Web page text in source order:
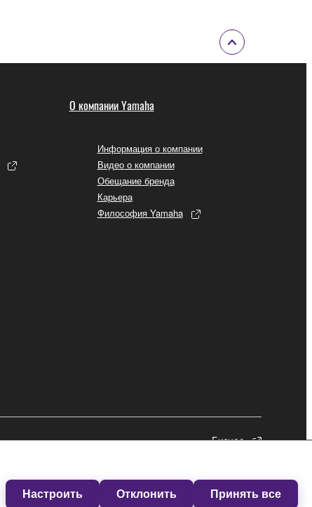
О компании Yamaha
Информация о компании
Видео о компании
Обещание бренда
Карьера
Философия Yamaha
Бизнес
Настроить Отклонить Принять все